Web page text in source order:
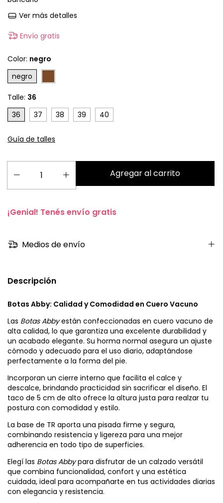
Ver más detalles
Envío gratis
Color: negro
negro
Talle: 36
36
37 38 39 40
Guía de talles
¡Genial! Tenés envío gratis
Medios de envío
Descripción
Botas Abby: Calidad y Comodidad en Cuero Vacuno
Las Botas Abbyestán confeccionadas en cuero vacuno de
alta calidad, lo que garantiza una excelente durabilidad y
un acabado elegante. Su horma normal asegura un ajuste
cómodo y adecuado para el uso diario, adaptándose
perfectamente a la forma del pie.
Incorporan un cierre interno que facilita el calce y
descalce, brindando practicidad sin sacrificar el diseño. El
taco de 5 cm de alto ofrece la altura justa para realzar tu
postura con comodidad y estilo.
La base de TR aporta una pisada firme y segura,
combinando resistencia y ligereza para una mejor
adherencia en todo tipo de superficies.
Elegí las Botas Abbypara disfrutar de un calzado versátil
que combina funcionalidad, confort y una estética
cuidada, ideal para acompañarte en tus actividades diarias
con elegancia y resistencia.